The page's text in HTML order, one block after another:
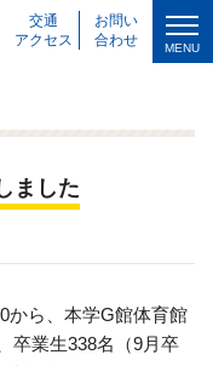
交通
アクセス
お問い
合わせ
MENU
ました
から、本学G館体育館
卒業生338名（9月卒